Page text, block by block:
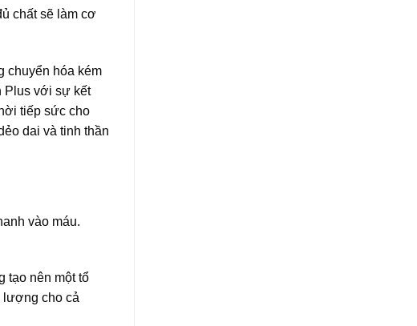
chất sẽ làm cơ
chuyển hóa kém
Plus với sự kết
tiếp sức cho
dai và tinh thần
vào máu.
tạo nên một tổ
lượng cho cả